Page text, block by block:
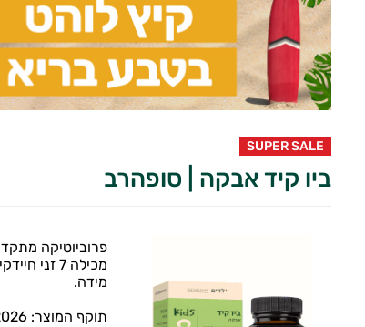
SUPER SALE
ביו קיד אבקה | סופהרב
פרוביוטיקה
מידה.
תוקף המוצר: 09/2026